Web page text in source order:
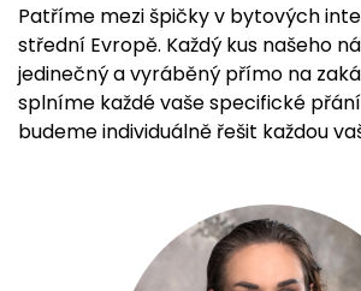
Patříme mezi špičky v bytových
střední Evropě. Každý kus našeho
jedinečný a vyráběný přímo na
splníme každé vaše specifické
budeme individuálně řešit každou